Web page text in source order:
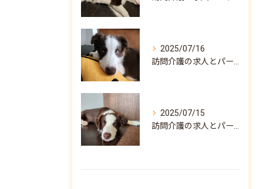
2025/07/16
2025/07/15